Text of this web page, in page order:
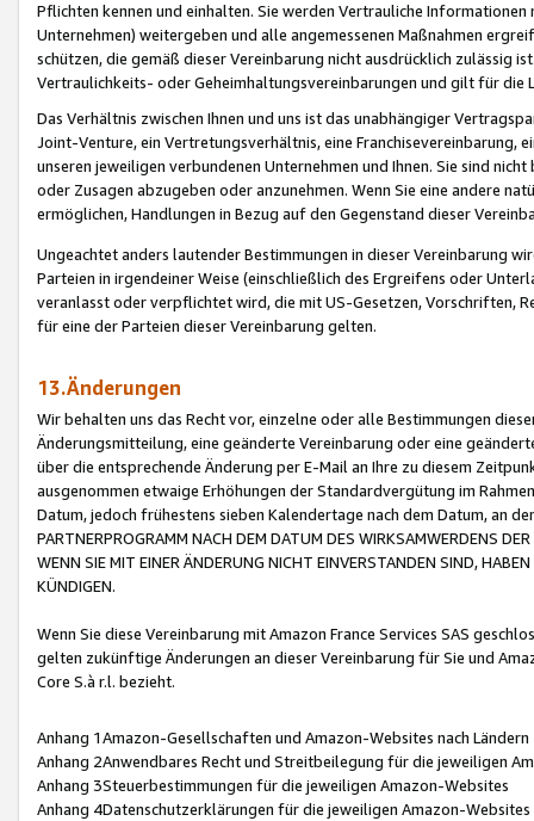
Pflichten kennen und einhalten. Sie werden Vertrauliche
Unternehmen) weitergeben und alle angemessenen Maßnahmen
schützen, die gemäß dieser Vereinbarung nicht ausdrücklich zulässig
Vertraulichkeits- oder Geheimhaltungsvereinbarungen und gilt für die
Das Verhältnis zwischen Ihnen und uns ist das unabhängiger
Joint-Venture, ein Vertretungsverhältnis, eine Franchisevereinbarung,
unseren jeweiligen verbundenen Unternehmen und Ihnen. Sie sind
oder Zusagen abzugeben oder anzunehmen. Wenn Sie eine andere
ermöglichen, Handlungen in Bezug auf den Gegenstand dieser
Ungeachtet anders lautender Bestimmungen in dieser Vereinbarung
Parteien in irgendeiner Weise (einschließlich des Ergreifens oder
veranlasst oder verpflichtet wird, die mit US-Gesetzen, Vorschriften,
für eine der Parteien dieser Vereinbarung gelten.
13.Änderungen
Wir behalten uns das Recht vor, einzelne oder alle Bestimmungen
Änderungsmitteilung, eine geänderte Vereinbarung oder eine
über die entsprechende Änderung per E-Mail an Ihre zu diesem
ausgenommen etwaige Erhöhungen der Standardvergütung im
Datum, jedoch frühestens sieben Kalendertage nach dem Datum, an
PARTNERPROGRAMM NACH DEM DATUM DES WIRKSAMWERDENS
WENN SIE MIT EINER ÄNDERUNG NICHT EINVERSTANDEN SIND,
KÜNDIGEN.
Wenn Sie diese Vereinbarung mit Amazon France Services SAS
gelten zukünftige Änderungen an dieser Vereinbarung für Sie und
Core S.à r.l. bezieht.
Anhang 1Amazon-Gesellschaften und Amazon-Websites nach Ländern
Anhang 2Anwendbares Recht und Streitbeilegung für die jeweiligen
Anhang 3Steuerbestimmungen für die jeweiligen Amazon-Websites
Anhang 4Datenschutzerklärungen für die jeweiligen Amazon-Websites